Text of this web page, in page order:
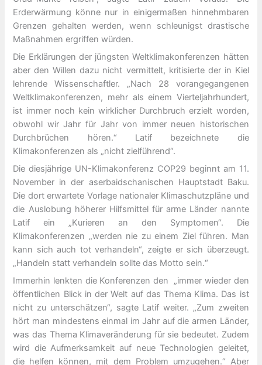
Erderwärmung könne nur in einigermaßen hinnehmbaren
Grenzen gehalten werden, wenn schleunigst drastische
Maßnahmen ergriffen würden.
Die Erklärungen der jüngsten Weltklimakonferenzen hätten
aber den Willen dazu nicht vermittelt, kritisierte der in Kiel
lehrende Wissenschaftler. „Nach 28 vorangegangenen
Weltklimakonferenzen, mehr als einem Vierteljahrhundert,
ist immer noch kein wirklicher Durchbruch erzielt worden,
obwohl wir Jahr für Jahr von immer neuen historischen
Durchbrüchen hören.“ Latif bezeichnete die
Klimakonferenzen als „nicht zielführend“.
Die diesjährige UN-Klimakonferenz COP29 beginnt am 11.
November in der aserbaidschanischen Hauptstadt Baku.
Die dort erwartete Vorlage nationaler Klimaschutzpläne und
die Auslobung höherer Hilfsmittel für arme Länder nannte
Latif ein „Kurieren an den Symptomen“. Die
Klimakonferenzen „werden nie zu einem Ziel führen. Man
kann sich auch tot verhandeln“, zeigte er sich überzeugt.
„Handeln statt verhandeln sollte das Motto sein.“
Immerhin lenkten die Konferenzen den „immer wieder den
öffentlichen Blick in der Welt auf das Thema Klima. Das ist
nicht zu unterschätzen“, sagte Latif weiter. „Zum zweiten
hört man mindestens einmal im Jahr auf die armen Länder,
was das Thema Klimaveränderung für sie bedeutet. Zudem
wird die Aufmerksamkeit auf neue Technologien geleitet,
die helfen können, mit dem Problem umzugehen.“ Aber